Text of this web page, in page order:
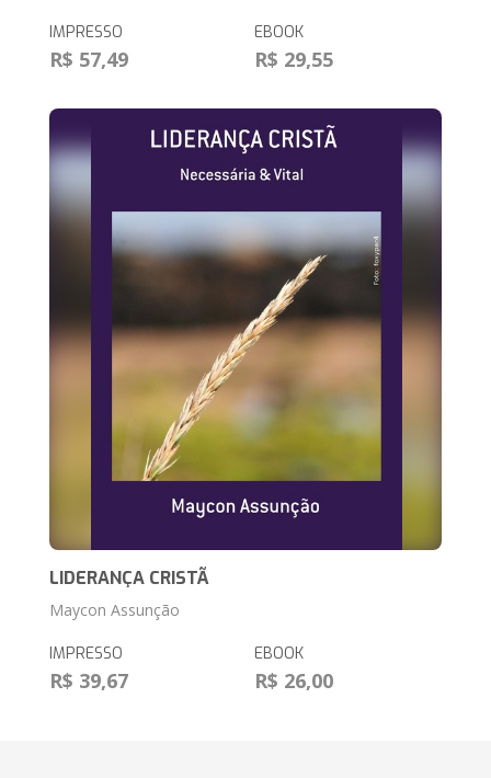
IMPRESSO
R$ 57,49
EBOOK
R$ 29,55
LIDERANÇA CRISTÃ
Maycon Assunção
IMPRESSO
R$ 39,67
EBOOK
R$ 26,00